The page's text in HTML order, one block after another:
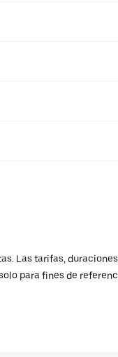
Las tarifas,
para fines de